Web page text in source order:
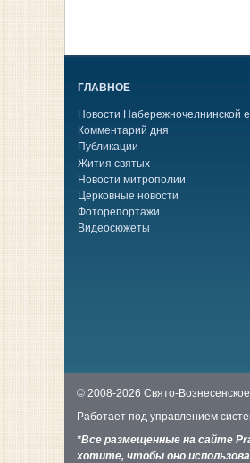
ГЛАВНОЕ
Новости Набережночелнинской
Комментарий дня
Публикации
Жития святых
Новости митрополии
Церковные новости
Фоторепортажи
Видеосюжеты
© 2008-2026 Свято-
Работает под управлением
*Все размещенные на сайте
хотите, чтобы оно